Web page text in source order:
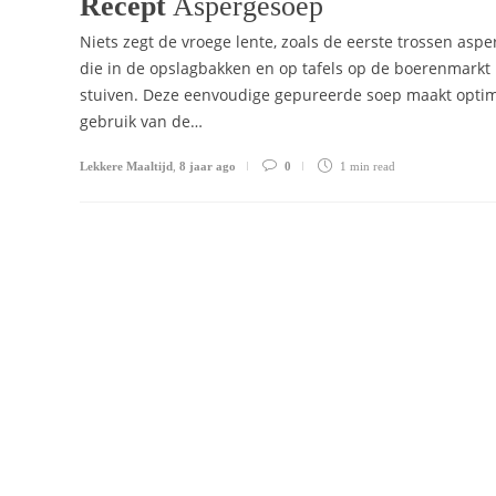
Recept Aspergesoep
Niets zegt de vroege lente, zoals de eerste trossen
die in de opslagbakken en op tafels op de boerenmarkt
stuiven. Deze eenvoudige gepureerde soep maakt
gebruik van de…
Lekkere Maaltijd 8 jaar ago 0 1 min read